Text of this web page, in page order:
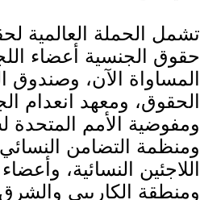
تشمل الحملة العالمية
حقوق الجنسية أعضاء
المساواة الآن، وصندوق
الحقوق، ومعهد انعدام
ومفوضية الأمم المتحدة
ومنظمة التضامن
اللاجئين النسائية،
ومنطقة الكاريبي